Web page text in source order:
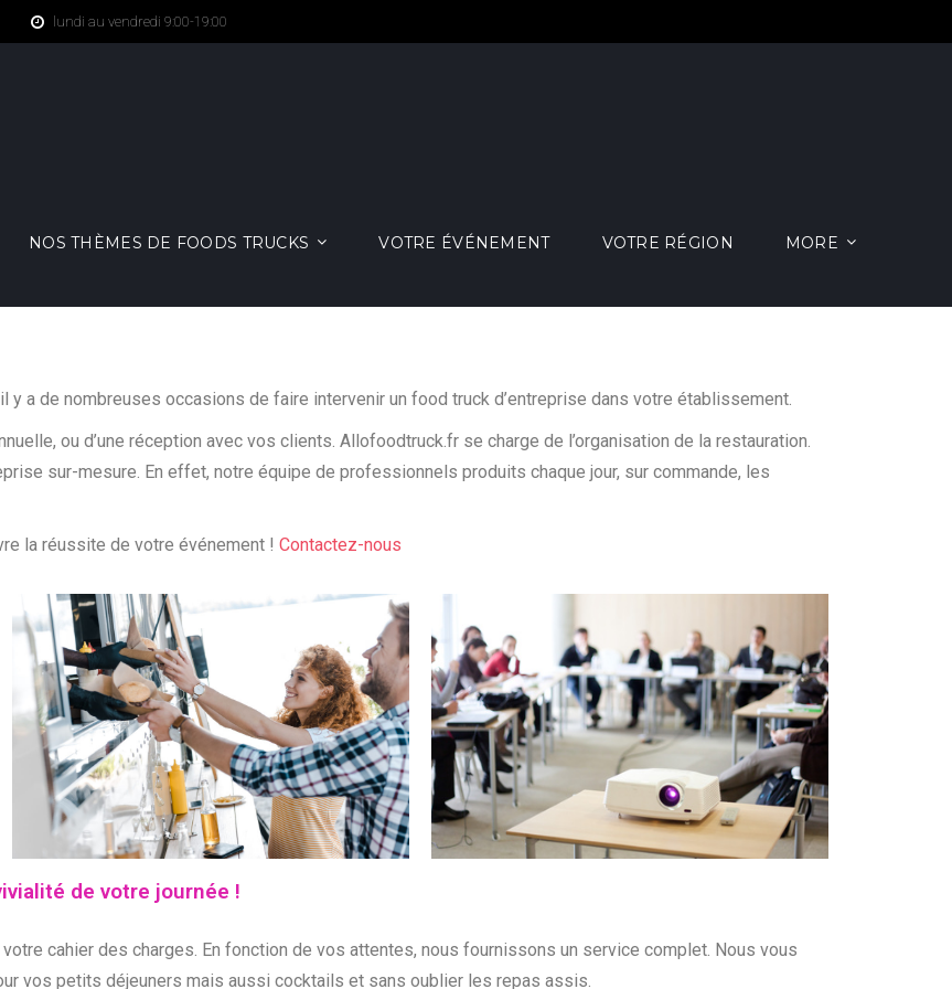
lundi au vendredi 9:00-19:00
NOS THÈMES DE FOODS TRUCKS VOTRE ÉVÉNEMENT VOTRE RÉGION MORE
a de nombreuses occasions de faire intervenir un food truck d’entreprise dans votre établissement.
ou d’une réception avec vos clients. Allofoodtruck.fr se charge de l’organisation de la restauration.
sur-mesure. En effet, notre équipe de professionnels produits chaque jour, sur commande, les
la réussite de votre événement ! Contactez-nous
de votre journée !
cahier des charges. En fonction de vos attentes, nous fournissons un service complet. Nous vous
vos petits déjeuners mais aussi cocktails et sans oublier les repas assis.